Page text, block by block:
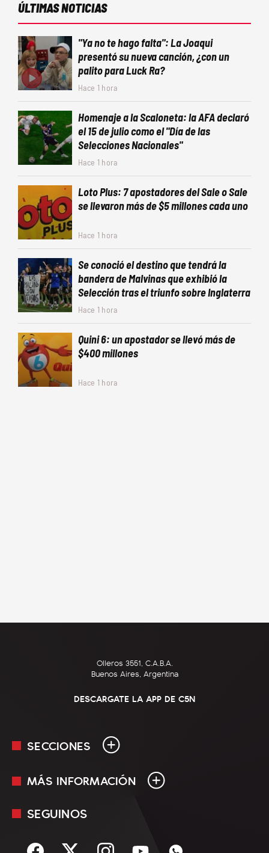
ÚLTIMAS NOTICIAS
"Ya no te hago falta": La Joaqui
presentó su nueva canción, ¿con un
palito para Luck Ra?
Hace 1 hora
Homenaje a la Scaloneta: la AFA declaró
el 15 de julio como el "Día de las
Selecciones Nacionales"
Hace 1 hora
Loto Plus: 7 apostadores del Sale o Sale
se llevaron más de $5 millones cada uno
Hace 1 hora
Se conoció el destino que tendrá la
bandera de Malvinas que exhibió la
Selección tras el triunfo sobre Inglaterra
Hace 1 hora
Quini 6: un apostador se llevó más de
$400 millones
Hace 1 hora
Olleros 3551, C.A.B.A.
Buenos Aires, Argentina
DESCARGATE LA APP DE C5N
SECCIONES
En Vivo
Sociedad
MÁS INFORMACIÓN
Mediakit
Términos y condiciones
SEGUINOS